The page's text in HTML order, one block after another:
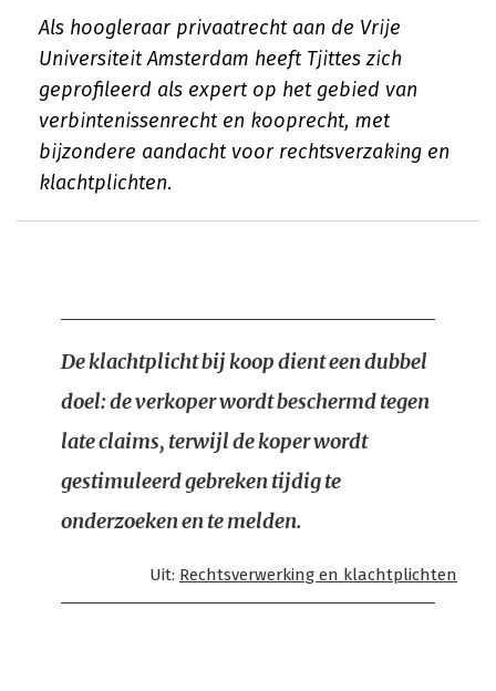
Als hoogleraar privaatrecht aan de Vrije
Universiteit Amsterdam heeft Tjittes zich
geprofileerd als expert op het gebied van
verbintenissenrecht en kooprecht, met
bijzondere aandacht voor rechtsverzaking en
klachtplichten.
De klachtplicht bij koop dient een dubbel
doel: de verkoper wordt beschermd tegen
late claims, terwijl de koper wordt
gestimuleerd gebreken tijdig te
onderzoeken en te melden.
Uit: Rechtsverwerking en klachtplichten